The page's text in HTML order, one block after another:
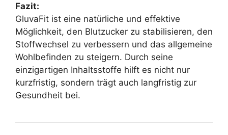
Fazit:
GluvaFit ist eine natürliche und effektive
Möglichkeit, den Blutzucker zu stabilisieren, den
Stoffwechsel zu verbessern und das allgemeine
Wohlbefinden zu steigern. Durch seine
einzigartigen Inhaltsstoffe hilft es nicht nur
kurzfristig, sondern trägt auch langfristig zur
Gesundheit bei.